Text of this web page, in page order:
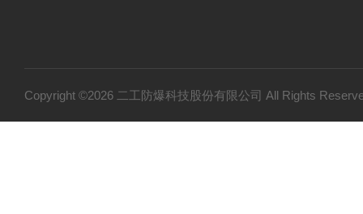
Copyright ©2026 二工防爆科技股份有限公司 All Rights